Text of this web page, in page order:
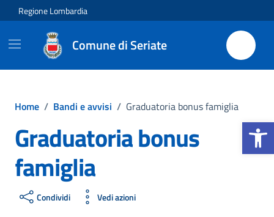
Apri la
Vai ai contenuti
Vai al footer
Regione Lombardia
Comune di Seriate
Home / Bandi e avvisi / Graduatoria bonus famiglia
Graduatoria bonus
famiglia
Condividi Vedi azioni